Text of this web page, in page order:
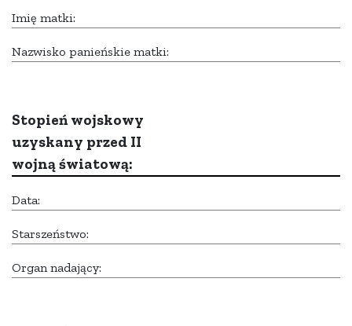
Imię matki:
Nazwisko panieńskie matki:
Stopień wojskowy
uzyskany przed II
wojną światową:
Data:
Starszeństwo:
Organ nadający: